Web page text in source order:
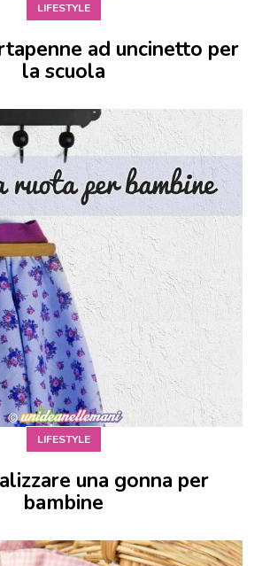
LIFESTYLE
ad uncinetto per
la scuola
LIFESTYLE
una gonna per
bambine